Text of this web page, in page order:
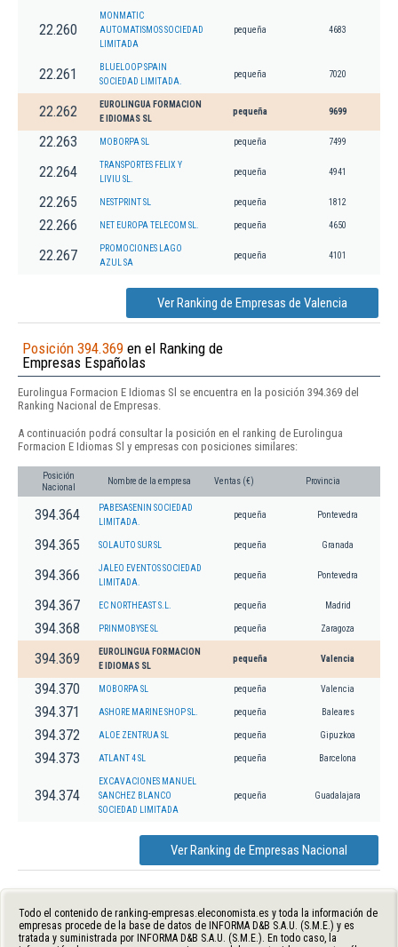
22.260
MONMATIC
AUTOMATISMOS SOCIEDAD
LIMITADA
pequeña 4683
22.261
BLUELOOP SPAIN
SOCIEDAD LIMITADA.
pequeña 7020
22.262
EUROLINGUA FORMACION
E IDIOMAS SL
pequeña 9699
22.263 MOBORPA SL pequeña 7499
22.264
TRANSPORTES FELIX Y
LIVIU SL.
pequeña 4941
22.265 NESTPRINT SL pequeña 1812
22.266 NET EUROPA TELECOM SL. pequeña 4650
22.267
PROMOCIONES LAGO
AZUL SA
pequeña 4101
Ver Ranking de Empresas de Valencia
Posición 394.369 en el Ranking de
Empresas Españolas
Eurolingua Formacion E Idiomas Sl se encuentra en la posición 394.369 del
Ranking Nacional de Empresas.
A continuación podrá consultar la posición en el ranking de Eurolingua
Formacion E Idiomas Sl y empresas con posiciones similares:
Posición
Nacional
Nombre de la empresa Ventas (€) Provincia
394.364
PABESASENIN SOCIEDAD
LIMITADA.
pequeña Pontevedra
394.365 SOLAUTO SUR SL pequeña Granada
394.366
JALEO EVENTOS SOCIEDAD
LIMITADA.
pequeña Pontevedra
394.367 EC NORTHEAST S.L. pequeña Madrid
394.368 PRINMOBYSE SL pequeña Zaragoza
394.369
EUROLINGUA FORMACION
E IDIOMAS SL
pequeña Valencia
394.370 MOBORPA SL pequeña Valencia
394.371 ASHORE MARINE SHOP SL. pequeña Baleares
394.372 ALOE ZENTRUA SL pequeña Gipuzkoa
394.373 ATLANT 4 SL pequeña Barcelona
394.374
EXCAVACIONES MANUEL
SANCHEZ BLANCO
SOCIEDAD LIMITADA
pequeña Guadalajara
Ver Ranking de Empresas Nacional
Todo el contenido de ranking-empresas.eleconomista.es y toda la información de
empresas procede de la base de datos de INFORMA D&B S.A.U. (S.M.E.) y es
tratada y suministrada por INFORMA D&B S.A.U. (S.M.E.). En todo caso, la